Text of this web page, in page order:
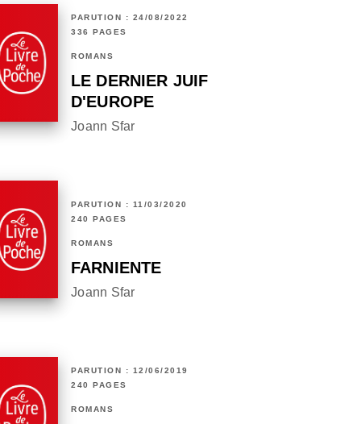
PARUTION : 24/08/2022
336 PAGES
ROMANS
LE DERNIER JUIF
D'EUROPE
Joann Sfar
PARUTION : 11/03/2020
240 PAGES
ROMANS
FARNIENTE
Joann Sfar
PARUTION : 12/06/2019
240 PAGES
ROMANS